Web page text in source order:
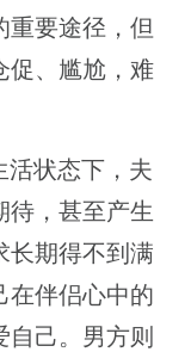
重要途径，但
促、尴尬，难
活状态下，夫
待，甚至产生
长期得不到满
在伴侣心中的
己。男方则